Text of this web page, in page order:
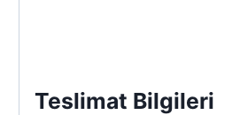
Teslimat Bilgileri